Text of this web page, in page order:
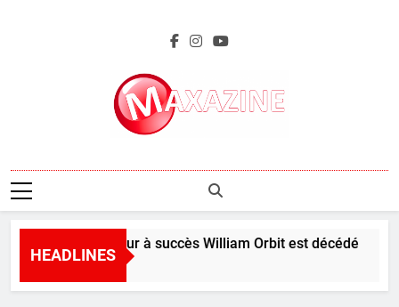
Maxazine.fr
HEADLINES
Le producteur à succès William Orbit est décédé
8 Hours Ago